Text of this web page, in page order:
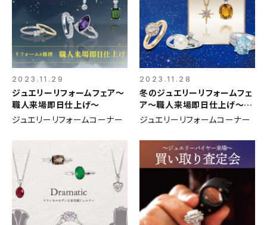
2023.11.29
ジュエリーリフォームフェア～
職人来場即日仕上げ～
ジュエリーリフォームコーナー
2023.11.28
冬のジュエリーリフォームフェ
ア～職人来場即日仕上げ～<
修理に使える500円優待券進
ジュエリーリフォームコーナー